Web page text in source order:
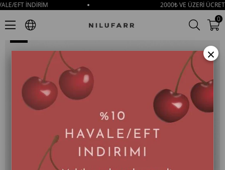
İNDİRİM
2000₺ VE ÜZERİ ÜCRETSİZ
0
Palmer Nude Hakiki Deri Kemer Aksesuarlı Topuklu Terlik
×